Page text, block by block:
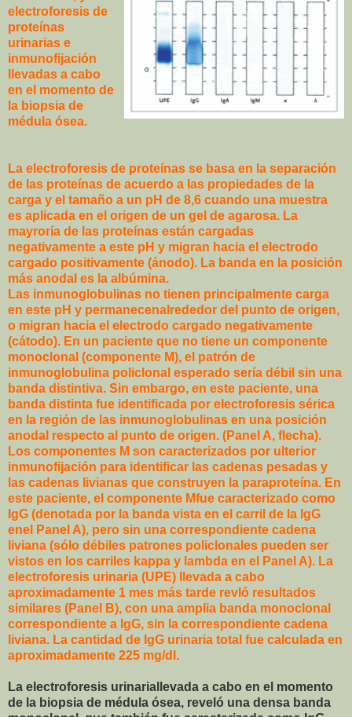
electroforesis de
proteínas
urinarias e
inmunofijación
llevadas a cabo
en el momento de
la biopsia de
médula ósea.
La electroforesis de proteínas se basa en la separación
de las proteínas de acuerdo a las propiedades de la
carga y el tamaño a un pH de 8,6 cuando una muestra
es aplicada en el origen de un gel de agarosa. La
mayroría de las proteínas están cargadas
negativamente a este pH y migran hacia el electrodo
cargado positivamente (ánodo). La banda en la posición
más anodal es la albúmina.
Las inmunoglobulinas no tienen principalmente carga
en este pH y permanecenalrededor del punto de origen,
o migran hacia el electrodo cargado negativamente
(cátodo). En un paciente que no tiene un componente
monoclonal (componente M), el patrón de
inmunoglobulina policlonal esperado sería débil sin una
banda distintiva. Sin embargo, en este paciente, una
banda distinta fue identificada por electroforesis sérica
en la región de las inmunoglobulinas en una posición
anodal respecto al punto de origen. (Panel A, flecha).
Los componentes M son caracterizados por ulterior
inmunofijación para identificar las cadenas pesadas y
las cadenas livianas que construyen la paraproteína. En
este paciente, el componente Mfue caracterizado como
IgG (denotada por la banda vista en el carril de la IgG
enel Panel A), pero sin una correspondiente cadena
liviana (sólo débiles patrones policlonales pueden ser
vistos en los carriles kappa y lambda en el Panel A). La
electroforesis urinaria (UPE) llevada a cabo
aproximadamente 1 mes más tarde revló resultados
similares (Panel B), con una amplia banda monoclonal
correspondiente a IgG, sin la correspondiente cadena
liviana. La cantidad de IgG urinaria total fue calculada en
aproximadamente 225 mg/dl.
La electroforesis urinariallevada a cabo en el momento
de la biopsia de médula ósea, reveló una densa banda